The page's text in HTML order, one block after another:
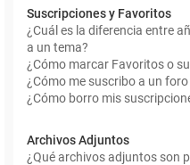
Suscripciones y Favoritos
¿Cuál es la diferencia entre
a un tema?
¿Cómo marcar Favoritos o
¿Cómo me suscribo a un
¿Cómo borro mis
Archivos Adjuntos
¿Qué archivos adjuntos son